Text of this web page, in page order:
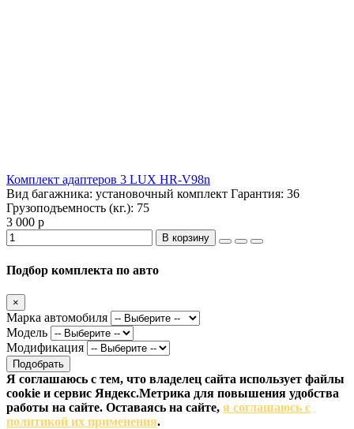
Комплект адаптеров 3 LUX HR-V98n
Вид багажника: установочный комплект Гарантия: 36
Грузоподъемность (кг.): 75
3 000 р
В корзину
Подбор комплекта по авто
×
Марка автомобиля
Модель
Модификация
Подобрать
Я соглашаюсь с тем, что владелец сайта использует файлы
cookie и сервис Яндекс.Метрика для повышения удобства
работы на сайте. Оставаясь на сайте, я соглашаюсь с
политикой их применения.